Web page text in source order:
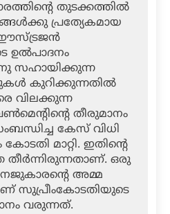
തുടക്കത്തില്‍
പ്രത്യേകമായ
ഈസ്ട്രജന്‍
സഹായിക്കുന്ന
കുറിക്കുന്നതില്‍
വിലക്കുന്ന
തീരുമാനം
കേസ് വിധി
മാറ്റി. ഇതിന്റെ
തീര്‍ന്നിരുന്നതാണ്. ഒരു
അമ്മ
സുപ്രീംകോടതിയുടെ
വരുന്നത്.